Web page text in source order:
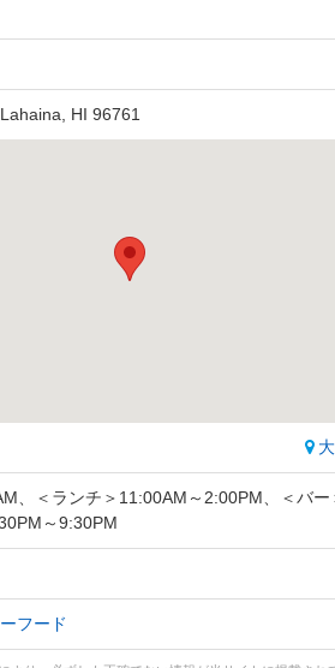
HI 96761
、＜ランチ＞11:00AM～2:00PM、＜バー
～9:30PM
フード